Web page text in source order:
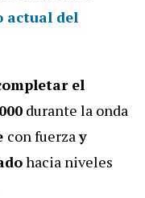
actual del
el
durante la onda
con fuerzay
hacia niveles